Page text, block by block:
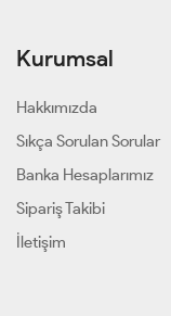
Kurumsal
Hakkımızda
Sıkça Sorulan Sorular
Banka Hesaplarımız
Sipariş Takibi
İletişim